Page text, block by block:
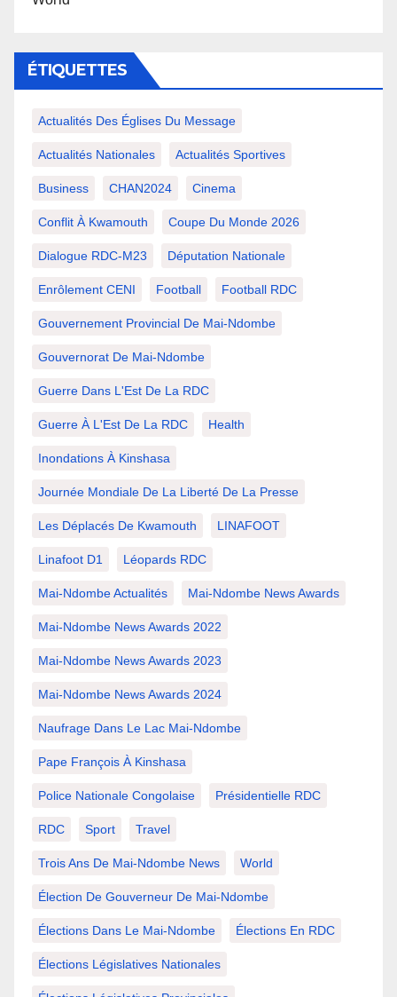
ÉTIQUETTES
Actualités Des Églises Du Message
Actualités Nationales Actualités Sportives
Business CHAN2024 Cinema
Conflit À Kwamouth Coupe Du Monde 2026
Dialogue RDC-M23 Députation Nationale
Enrôlement CENI Football Football RDC
Gouvernement Provincial De Mai-Ndombe
Gouvernorat De Mai-Ndombe
Guerre Dans L'Est De La RDC
Guerre À L'Est De La RDC Health
Inondations À Kinshasa
Journée Mondiale De La Liberté De La Presse
Les Déplacés De Kwamouth LINAFOOT
Linafoot D1 Léopards RDC
Mai-Ndombe Actualités Mai-Ndombe News Awards
Mai-Ndombe News Awards 2022
Mai-Ndombe News Awards 2023
Mai-Ndombe News Awards 2024
Naufrage Dans Le Lac Mai-Ndombe
Pape François À Kinshasa
Police Nationale Congolaise Présidentielle RDC
RDC Sport Travel
Trois Ans De Mai-Ndombe News World
Élection De Gouverneur De Mai-Ndombe
Élections Dans Le Mai-Ndombe Élections En RDC
Élections Législatives Nationales